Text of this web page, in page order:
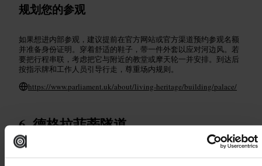
规划您的参观
如果想进内部参观，建议提前在官方网站或官方渠道预约参观名额
并准备身份证明。穿着舒适的鞋子，带一件外套以应对河边风。若
要把行程串联，考虑把它与附近的教堂或摩天轮一并安排。到达后
按指示牌和工作人员引导行走，尊重场内规则。
https://www.parliament.uk/about/living-heritage/building/palace/
德格拉菲蒂隧道
艺术与娱乐 纪念碑•艺术